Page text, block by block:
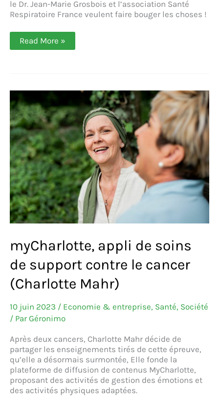
le Dr. Jean-Marie Grosbois et l’association Santé
Respiratoire France veulent faire bouger les choses !
Santé
respiratoire :
grâce
la
réadaptation
respiratoire
Read More »
myCharlotte, appli de soins
de support contre le cancer
(Charlotte Mahr)
10 juin 2023 / Economie & entreprise, Santé, Société
/ Par Géronimo
Après deux cancers, Charlotte Mahr décide de
partager les enseignements tirés de cette épreuve,
qu’elle a désormais surmontée, Elle fonde la
plateforme de diffusion de contenus MyCharlotte,
proposant des activités de gestion des émotions et
des activités physiques adaptées.